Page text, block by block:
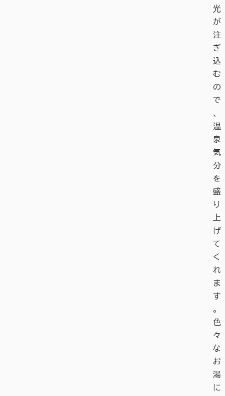
光
が
注
ぎ
込
む
の
で
、
温
泉
気
分
を
盛
り
上
げ
て
く
れ
ま
す
。
色
々
な
お
湯
に